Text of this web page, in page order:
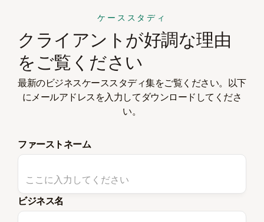
ケーススタディ
クライアントが好調な理由
をご覧ください
最新のビジネスケーススタディ集をご覧ください。以下
にメールアドレスを入力してダウンロードしてくださ
い。
ファーストネーム
ビジネス名